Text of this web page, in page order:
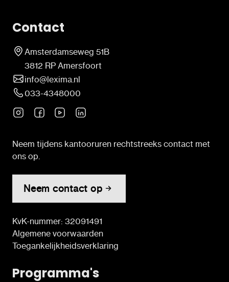
Contact
Amsterdamseweg 51B
3812 RP Amersfoort
info@lexima.nl
033-4348000
Neem tijdens kantooruren rechtstreeks contact met
ons op.
Neem contact op
KvK-nummer: 32091491
Algemene voorwaarden
Toegankelijkheidsverklaring
Programma's